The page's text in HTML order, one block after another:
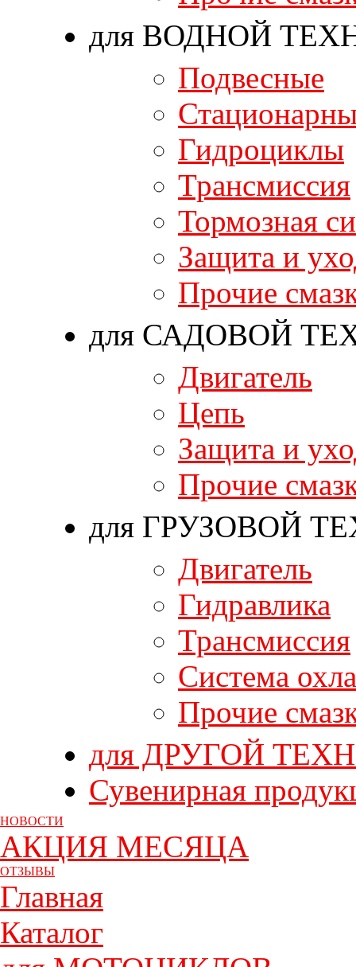
для ВОДНОЙ
Подвесные
Гидроциклы
Трансмиссия
Тормозная
Защита и
Прочие
для САДОВОЙ
Двигатель
Цепь
Защита и
Прочие
для ГРУЗОВОЙ
Двигатель
Гидравлика
Трансмиссия
Система
Прочие
для ДРУГОЙ
Сувенирная
НОВОСТИ
АКЦИЯ МЕСЯЦА
ОТЗЫВЫ
Главная
Каталог